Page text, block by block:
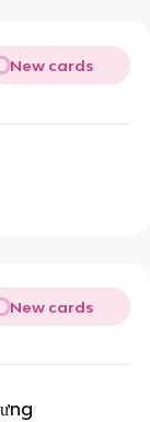
New cards
New cards